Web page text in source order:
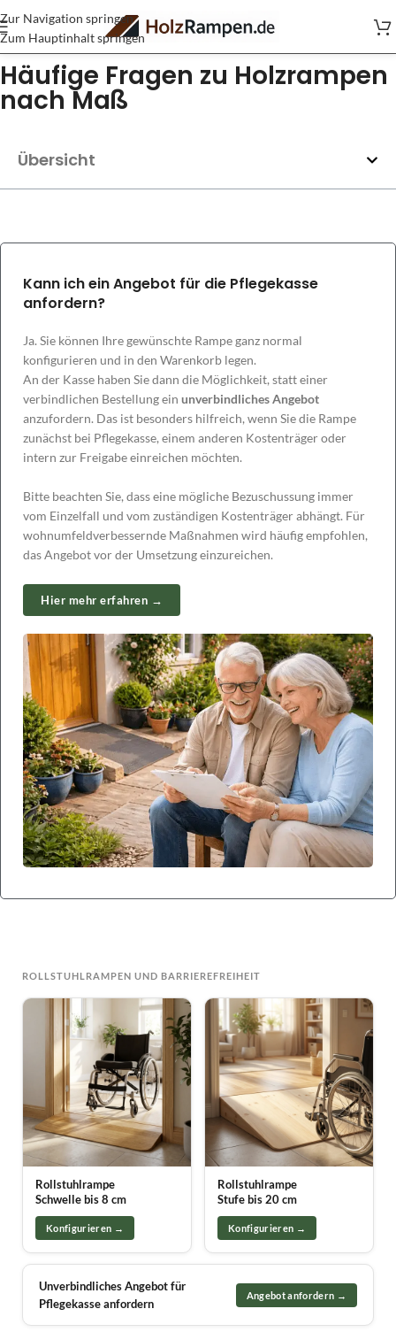
Zur Navigation springen
Zum Hauptinhalt springen
Häufige Fragen zu Holzrampen
nach Maß
Übersicht
Kann ich ein Angebot für die Pflegekasse
anfordern?
Ja. Sie können Ihre gewünschte Rampe ganz normal
konfigurieren und in den Warenkorb legen.
An der Kasse haben Sie dann die Möglichkeit, statt einer
verbindlichen Bestellung ein unverbindliches Angebot
anzufordern. Das ist besonders hilfreich, wenn Sie die Rampe
zunächst bei Pflegekasse, einem anderen Kostenträger oder
intern zur Freigabe einreichen möchten.
Bitte beachten Sie, dass eine mögliche Bezuschussung immer
vom Einzelfall und vom zuständigen Kostenträger abhängt. Für
wohnumfeldverbessernde Maßnahmen wird häufig empfohlen,
das Angebot vor der Umsetzung einzureichen.
Hier mehr erfahren →
ROLLSTUHLRAMPEN UND BARRIEREFREIHEIT
Rollstuhlrampe
Schwelle bis 8 cm
Konfigurieren →
Rollstuhlrampe
Stufe bis 20 cm
Konfigurieren →
Unverbindliches Angebot für
Pflegekasse anfordern
Angebot anfordern →